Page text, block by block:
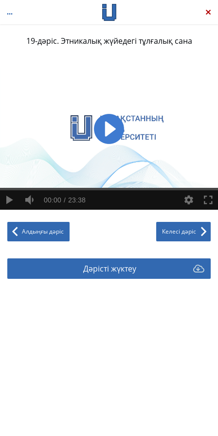
19-дәріс. Этникалық жүйедегі тұлғалық сана
00:00 23:38
Алдыңғы дәріс Келесі дәріс
Дәрісті жүктеу